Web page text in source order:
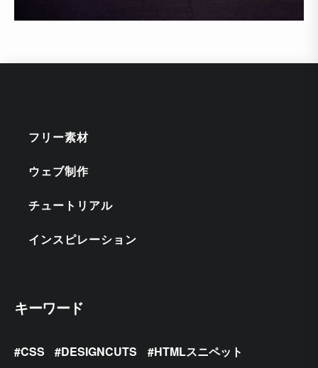
フリー素材
ウェブ制作
チュートリアル
インスピレーション
キーワード
CSS DESIGNCUTS
HTMLスニペット